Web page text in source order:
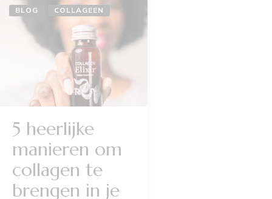
BLOG COLLAGEEN
5 heerlijke
manieren om
collagen te
brengen in je